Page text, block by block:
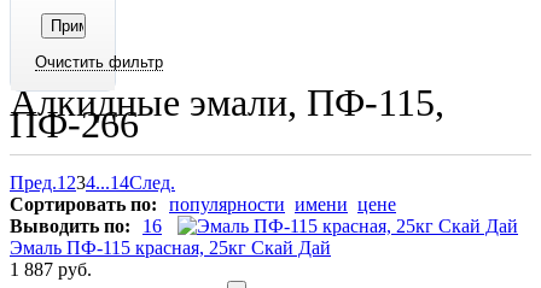
Алкидные эмали, ПФ-115,
ПФ-266
Пред.1 234...14След.
Сортировать по:
популярности имени цене
Выводить по:
16
Эмаль ПФ-115 красная, 25кг Скай Дай
1 887 руб.